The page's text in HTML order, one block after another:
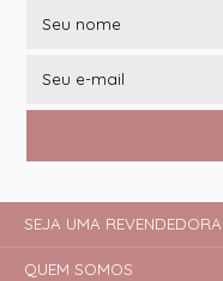
SEJA UMA REVENDEDORA
QUEM SOMOS